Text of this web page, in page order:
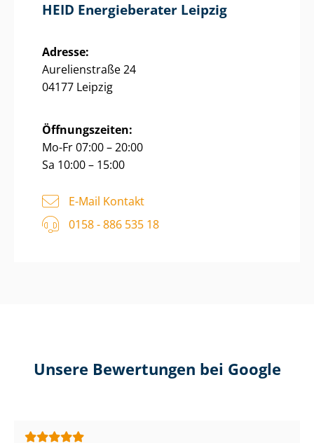
HEID Energieberater Leipzig
Adresse:
Aurelienstraße 24
04177 Leipzig
Öffnungszeiten:
Mo-Fr 07:00 – 20:00
Sa 10:00 – 15:00
E-Mail Kontakt
0158 - 886 535 18
Unsere Bewertungen bei Google